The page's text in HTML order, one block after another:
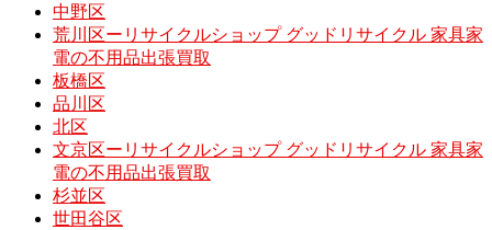
中野区
荒川区ーリサイクルショップ グッドリサイクル 家具家
電の不用品出張買取
板橋区
品川区
北区
文京区ーリサイクルショップ グッドリサイクル 家具家
電の不用品出張買取
杉並区
世田谷区